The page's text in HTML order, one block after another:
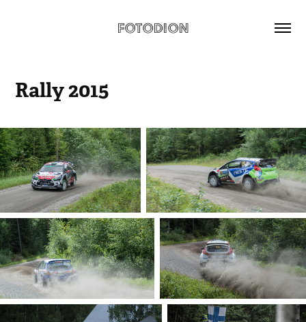
FOTODION
Rally 2015